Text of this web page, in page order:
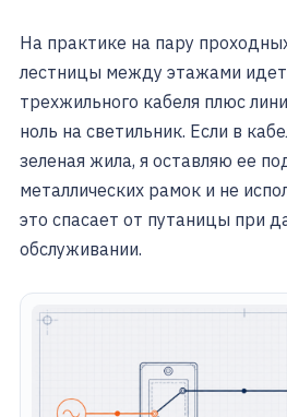
На практике на пару
лестницы между этажами
трехжильного кабеля плюс
ноль на светильник. Если в
зеленая жила, я оставляю ее
металлических рамок и не
это спасает от путаницы при
обслуживании.